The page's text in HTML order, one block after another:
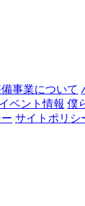
事業について
イベント情報 僕
サイトポリシ